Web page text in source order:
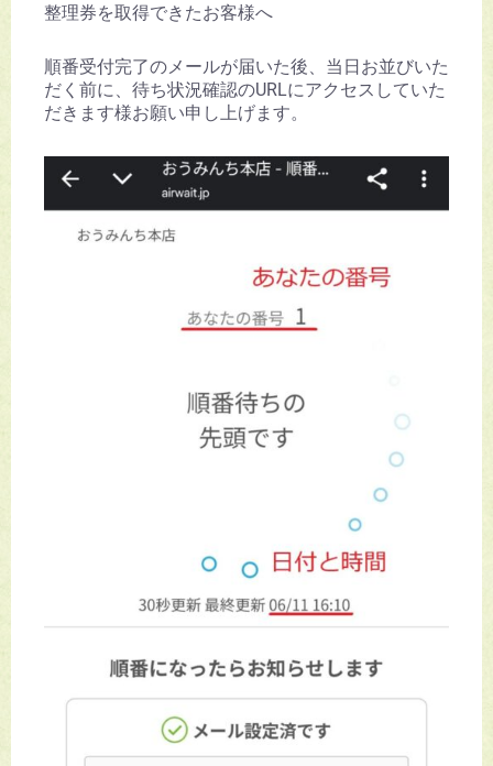
整理券を取得できたお客様へ
順番受付完了のメールが届いた後、当日お並びいた
だく前に、待ち状況確認のURLにアクセスしていた
だきます様お願い申し上げます。